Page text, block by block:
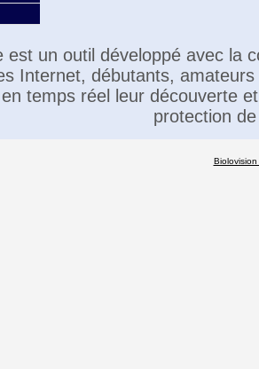
est un outil développé avec la
Internet, débutants,
temps réel leur découverte
protection
Biolovision